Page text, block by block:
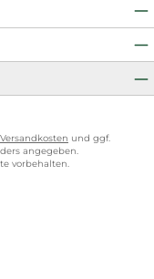
Versandkosten und ggf.
angegeben.
vorbehalten.